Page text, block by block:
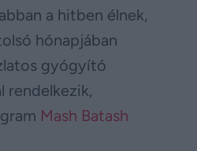
a hitben élnek,
hónapjában
gyógyító
rendelkezik,
Mash Batash